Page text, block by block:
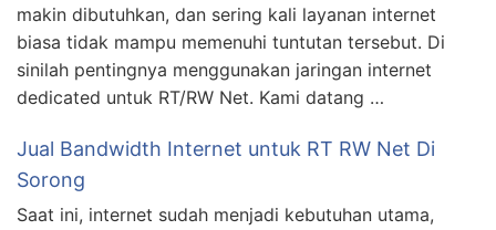
makin dibutuhkan, dan sering kali layanan internet
biasa tidak mampu memenuhi tuntutan tersebut. Di
sinilah pentingnya menggunakan jaringan internet
dedicated untuk RT/RW Net. Kami datang …
Jual Bandwidth Internet untuk RT RW Net Di
Sorong
Saat ini, internet sudah menjadi kebutuhan utama,